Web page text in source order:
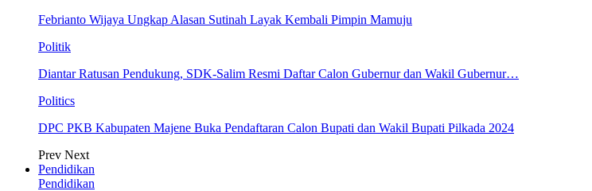
Febrianto Wijaya Ungkap Alasan Sutinah Layak Kembali Pimpin Mamuju
Politik
Diantar Ratusan Pendukung, SDK-Salim Resmi Daftar Calon Gubernur dan Wakil Gubernur…
Politics
DPC PKB Kabupaten Majene Buka Pendaftaran Calon Bupati dan Wakil Bupati Pilkada 2024
Prev Next
Pendidikan
Pendidikan